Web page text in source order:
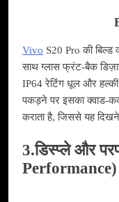
Vivo S20 Pro की
साथ ग्लास फ्रंट‑बैक
IP64 रेटिंग धूल और हल्की
पकड़ने पर इसका
कराता है, जिससे यह
3.डिस्प्ले और
Performance)